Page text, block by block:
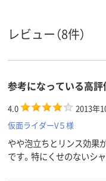
内容量 4L
レビュー（8件）
参考になっている高
4.0
2013年
仮面ライダーV５様
やや泡立ちとリンス効果
です。特にくせのないシ